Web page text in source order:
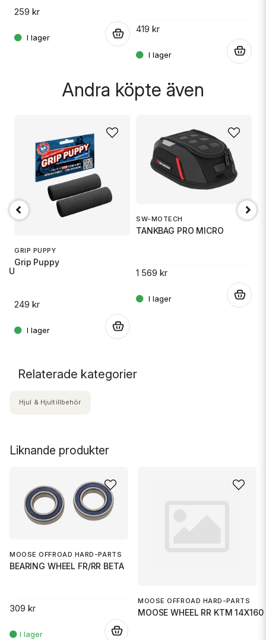
Skicka fråga
259 kr
419 kr
Andra köpte även
RU
GRIP PUPPY
Grip Puppy
249 kr
SW-MOTECH
TANKBAG PRO MICRO
1 569 kr
Liknande produkter
MOOSE OFFROAD HARD-PARTS
BEARING WHEEL FR/RR BETA
309 kr
MOOSE OFFROAD HARD-PARTS
MOOSE WHEEL RR KTM 14X160
Relaterade kategorier
Hjul & Hjultillbehör